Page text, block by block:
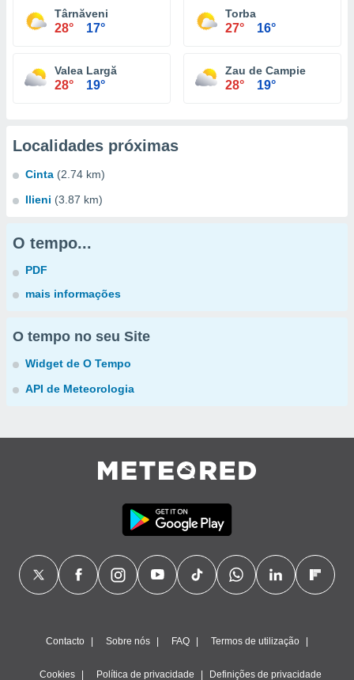
Târnăveni
28° 17°
Torba
27° 16°
Valea Largă
28° 19°
Zau de Campie
28° 19°
Localidades próximas
Cinta (2.74 km)
Ilieni (3.87 km)
O tempo...
PDF
mais informações
O tempo no seu Site
Widget de O Tempo
API de Meteorologia
Contacto Sobre nós FAQ Termos de utilização
Cookies Política de privacidade Definições de privacidade